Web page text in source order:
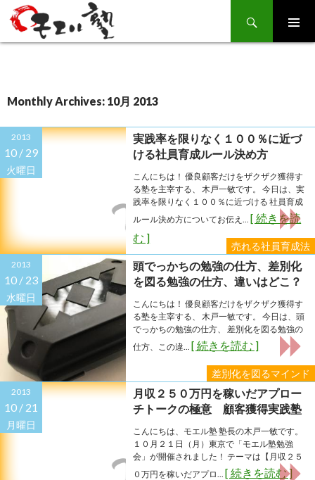
Search
SKIP
TO
Monthly Archives: 10月 2013
2013
10 / 29
火曜日
売れる社員育成法
実践率を限りなく１００％に近づ
ける社員育成ルール決め方
こんにちは！ 優良顧客だけをザクザク獲得す
る塾を主宰する、 木戸一敏です。 今日は、実
践率を限りなく１００％に近づける 社員育成
ルール決め方についてお伝え... [ 続きを読
む ]
2013
10 / 23
水曜日
差別化を図るマインド
頭でっかちの勉強の仕方、差別化
を図る勉強の仕方、違いはどこ？
こんにちは！ 優良顧客だけをザクザク獲得す
る塾を主宰する、 木戸一敏です。 今日は、頭
でっかちの勉強の仕方、 差別化を図る勉強の
仕方、この違... [ 続きを読む ]
2013
10 / 21
月曜日
月収２５０万円を稼いだアプロー
チトークの極意 顧客獲得実践塾
こんにちは、モエル塾 塾長の木戸一敏です。
１０月２１日（月）東京で「モエル塾勉強
会」が開催されました！ テーマは【月収２５
０万円を稼いだアプロ... [ 続きを読む ]